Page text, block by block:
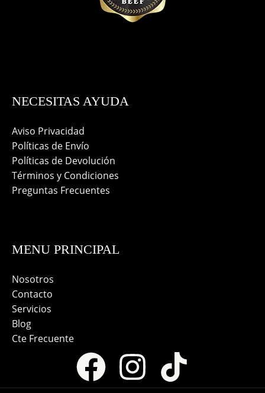
NECESITAS AYUDA
Aviso Privacidad
Políticas de Envío
Políticas de Devolución
Términos y Condiciones
Preguntas Frecuentes
MENU PRINCIPAL
Nosotros
Contacto
Servicios
Blog
Cte Frecuente